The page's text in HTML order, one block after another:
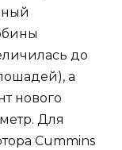
до
а
нового
Для
Cummins